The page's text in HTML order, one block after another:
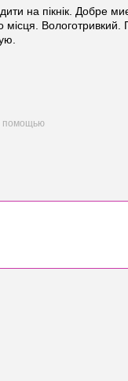
на пікнік. Добре
Вологотривкий.
помощью